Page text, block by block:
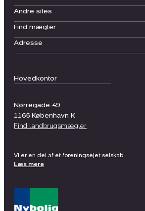
Hovedkontor
Nørregade 49
1165 København K
Find landbrugsmægler
Andre sites
Find mægler
Adresse
Vi er en del af et foreningsejet selskab
Læs mere